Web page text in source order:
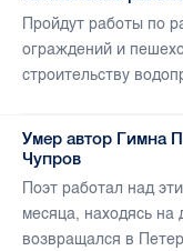
Пройдут работы по
ограждений и
строительству
Умер автор Гимна
Чупров
Поэт работал над
месяца, находясь на
возвращался в